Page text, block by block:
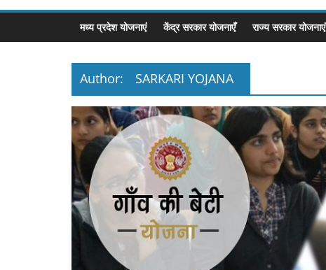
मध्य प्रदेश योजनाएं केंद्र सरकार योजनाएँ राज्य सरकार योजनाएं
Author: SARKARI YOJANA